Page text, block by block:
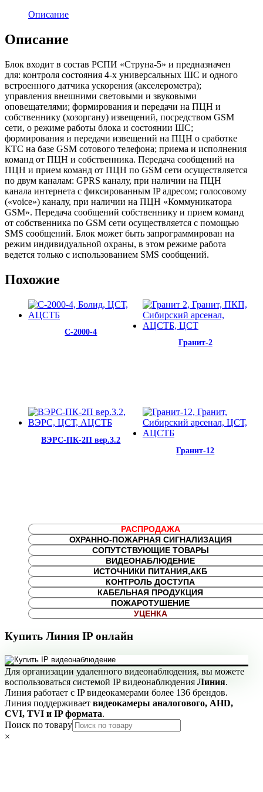
Описание
Описание
Блок входит в состав РСПИ «Струна-5» и предназначен
для: контроля состояния 4-х универсальных ШС и одного
встроенного датчика ускорения (акселерометра);
управления внешними световыми и звуковыми
оповещателями; формирования и передачи на ПЦН и
собственнику (хозоргану) извещений, посредством GSM
сети, о режиме работы блока и состоянии ШС;
формирования и передачи извещений на ПЦН о сработке
КТС на базе GSM сотового телефона; приема и исполнения
команд от ПЦН и собственника. Передача сообщений на
ПЦН и прием команд от ПЦН по GSM сети осуществляется
по двум каналам: GPRS каналу, при наличии на ПЦН
канала интернета с фиксированным IP адресом; голосовому
(«voice») каналу, при наличии на ПЦН «Коммуникатора
GSM». Передача сообщений собственнику и прием команд
от собственника по GSM сети осуществляется с помощью
SMS сообщений. Блок может быть запрограммирован на
режим индивидуальной охраны, в этом режиме работа
ведется только с использованием SMS сообщений.
Похожие
С-2000-4
Гранит-2
ВЭРС-ПК-2П вер.3.2
Гранит-12
РАСПРОДАЖА
ОХРАННО-ПОЖАРНАЯ СИГНАЛИЗАЦИЯ
СОПУТСТВУЮЩИЕ ТОВАРЫ
ВИДЕОНАБЛЮДЕНИЕ
ИСТОЧНИКИ ПИТАНИЯ,АКБ
КОНТРОЛЬ ДОСТУПА
КАБЕЛЬНАЯ ПРОДУКЦИЯ
ПОЖАРОТУШЕНИЕ
УЦЕНКА
Купить Линия IP онлайн
Для организации удаленного видеонаблюдения, вы можете
воспользоваться системой IP видеонаблюдения Линия.
Линия работает с IP видеокамерами более 136 брендов.
Линия поддерживает видеокамеры аналогового, AHD,
CVI, TVI и IP формата.
Поиск по товару
×